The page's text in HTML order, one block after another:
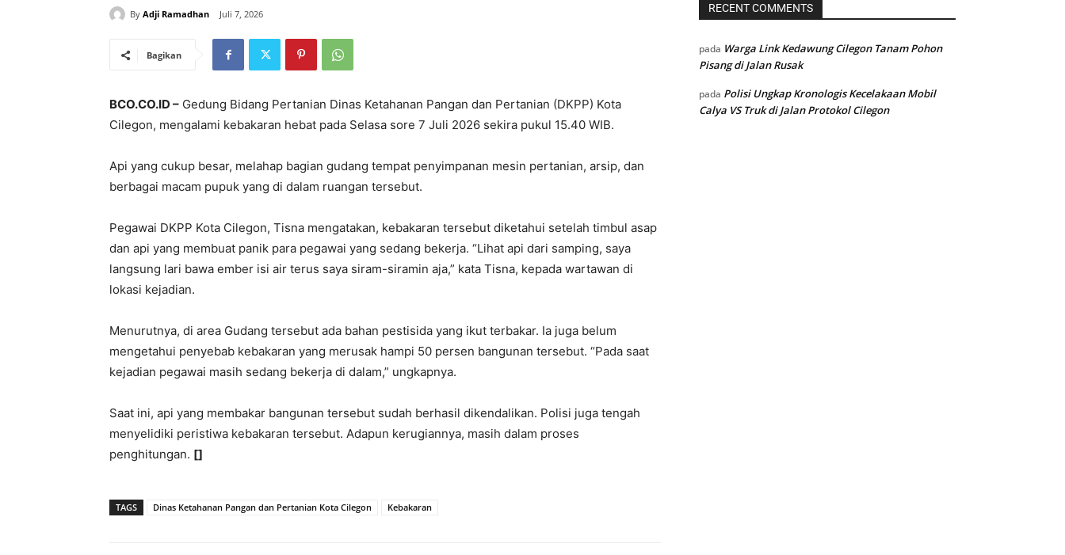
By Adji Ramadhan Juli 7, 2026
Bagikan
BCO.CO.ID – Gedung Bidang Pertanian Dinas Ketahanan Pangan dan Pertanian (DKPP) Kota
Cilegon, mengalami kebakaran hebat pada Selasa sore 7 Juli 2026 sekira pukul 15.40 WIB.
Api yang cukup besar, melahap bagian gudang tempat penyimpanan mesin pertanian, arsip, dan
berbagai macam pupuk yang di dalam ruangan tersebut.
Pegawai DKPP Kota Cilegon, Tisna mengatakan, kebakaran tersebut diketahui setelah timbul asap
dan api yang membuat panik para pegawai yang sedang bekerja. “Lihat api dari samping, saya
langsung lari bawa ember isi air terus saya siram-siramin aja,” kata Tisna, kepada wartawan di
lokasi kejadian.
Menurutnya, di area Gudang tersebut ada bahan pestisida yang ikut terbakar. Ia juga belum
mengetahui penyebab kebakaran yang merusak hampi 50 persen bangunan tersebut. “Pada saat
kejadian pegawai masih sedang bekerja di dalam,” ungkapnya.
Saat ini, api yang membakar bangunan tersebut sudah berhasil dikendalikan. Polisi juga tengah
menyelidiki peristiwa kebakaran tersebut. Adapun kerugiannya, masih dalam proses
penghitungan. []
TAGS Dinas Ketahanan Pangan dan Pertanian Kota Cilegon Kebakaran
RECENT COMMENTS
pada Warga Link Kedawung Cilegon Tanam Pohon
Pisang di Jalan Rusak
pada Polisi Ungkap Kronologis Kecelakaan Mobil
Calya VS Truk di Jalan Protokol Cilegon